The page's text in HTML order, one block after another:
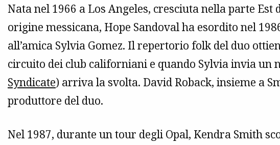
Nata nel 1966 a Los Angeles, cresciuta nella parte
origine messicana, Hope Sandoval ha esordito nel
all’amica Sylvia Gomez. Il repertorio folk del duo
circuito dei club californiani e quando Sylvia invia un
Syndicate) arriva la svolta. David Roback, insieme a
produttore del duo.
Nel 1987, durante un tour degli Opal, Kendra Smith